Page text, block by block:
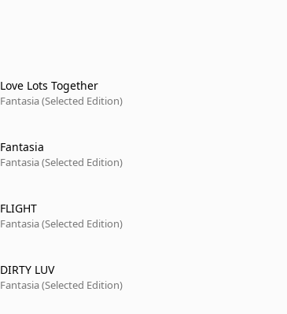
Love Lots Together
Fantasia (Selected Edition)
Fantasia
Fantasia (Selected Edition)
FLIGHT
Fantasia (Selected Edition)
DIRTY LUV
Fantasia (Selected Edition)